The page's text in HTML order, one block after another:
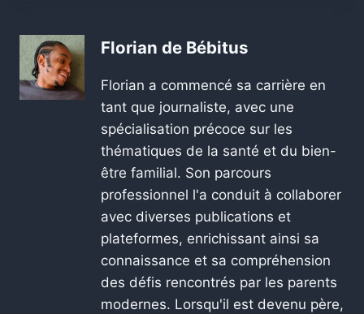
Florian de Bébitus
Florian a commencé sa carrière en
tant que journaliste, avec une
spécialisation précoce sur les
thématiques de la santé et du bien-
être familial. Son parcours
professionnel l'a conduit à collaborer
avec diverses publications et
plateformes, enrichissant ainsi sa
connaissance et sa compréhension
des défis rencontrés par les parents
modernes. Lorsqu'il est devenu père,